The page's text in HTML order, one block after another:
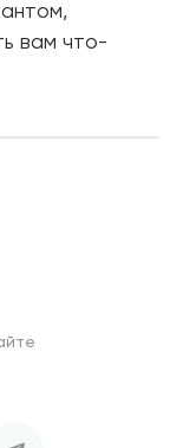
вам что-